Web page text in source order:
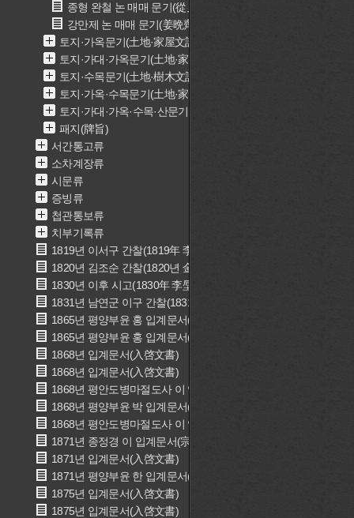
종형 완철 논 매매 문기(從兄完喆 明文)
강만제 논 매매 문기(姜晩齊 明文)
토지·가옥문기(土地·家屋文記)
토지·가대·가옥문기(土地·家垈·家屋文記)
토지·수목문기(土地·樹木文記)
토지·가옥·수목문기(土地·家屋·樹木文記)
토지·가대·가옥·수목·산문기(土地·家垈·家屋·樹木·山文記)
패지(牌旨)
서간통고류
소차계장류
시문류
증빙류
첩관통보류
치부기록류
1819년 이서구 간찰(1819年 李書九 簡礼)
1820년 김조순 간찰(1820년 金祖淳 簡礼)
1830년 이후 시고(1830年 李垕 詩稿)
1831년 남연군 이구 간찰(1831年 南延君 李球 簡礼)
1865년 평양부윤 홍 입계문서(평양부윤 洪 入啓文書)
1865년 평양부윤 홍 입계문서(평양부윤 洪 入啓文書)
1868년 입계문서(入啓文書)
1868년 입계문서(入啓文書)
1868년 평안도병마절도사 이 입계문서(평안도병마절도사 李 入
1868년 평양부윤 박 입계문서(평양부윤 朴 入啓文書)
1868년 평안도병마절도사 이 입계문서(평안도병마절도사 李 入
1871년 종정경 이 입계문서(宗正卿 李 入啓文書)
1871년 입계문서(入啓文書)
1871년 평양부윤 한 입계문서(평양부윤 韓 入啓文書)
1875년 입계문서(入啓文書)
1875년 입계문서(入啓文書)